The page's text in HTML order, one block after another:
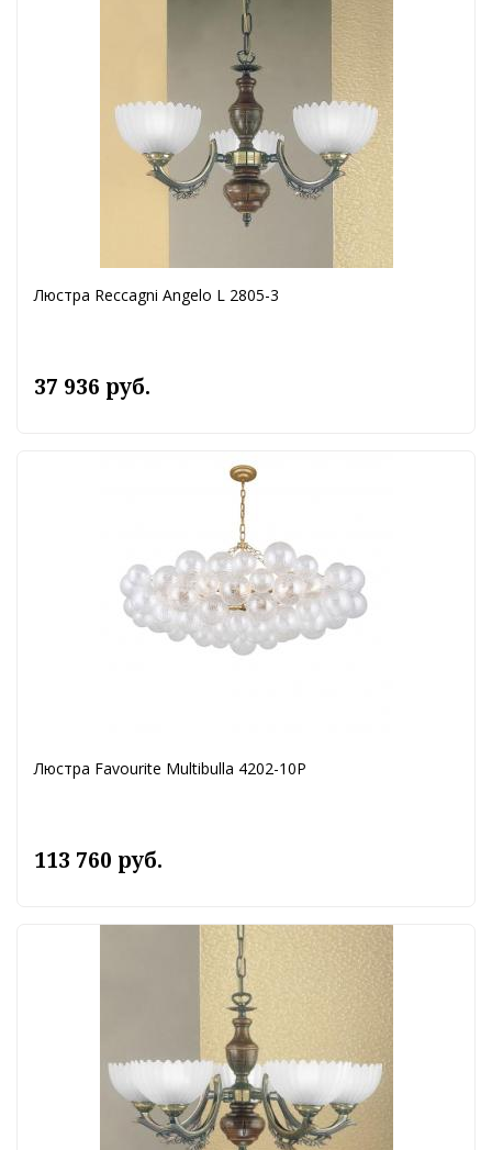
Люстра Reccagni Angelo L 2805-3
37 936 руб.
Люстра Favourite Multibulla 4202-10P
113 760 руб.